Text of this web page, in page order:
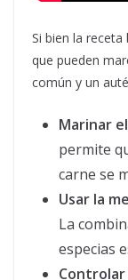
Si bien la
que pueden
común y un
Marinar
permite
carne se
Usar la
La
especias